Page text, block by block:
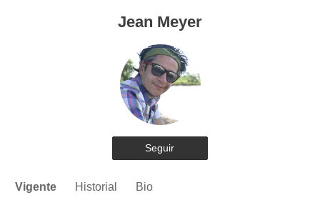
Jean Meyer
Seguir
Vigente Historial Bio